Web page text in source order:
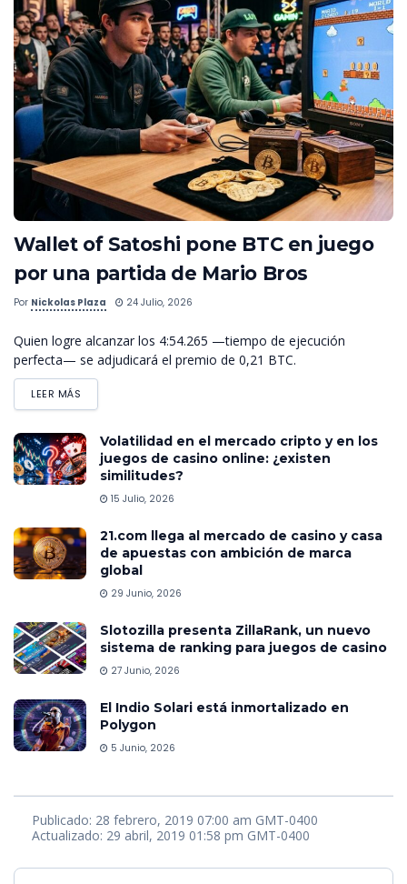
Wallet of Satoshi pone BTC en juego
por una partida de Mario Bros
Por Nickolas Plaza 24 Julio, 2026
Quien logre alcanzar los 4:54.265 —tiempo de ejecución
perfecta— se adjudicará el premio de 0,21 BTC.
LEER MÁS
Volatilidad en el mercado cripto y en los
juegos de casino online: ¿existen
similitudes?
15 Julio, 2026
21.com llega al mercado de casino y casa
de apuestas con ambición de marca
global
29 Junio, 2026
Slotozilla presenta ZillaRank, un nuevo
sistema de ranking para juegos de casino
27 Junio, 2026
El Indio Solari está inmortalizado en
Polygon
5 Junio, 2026
Publicado: 28 febrero, 2019 07:00 am GMT-0400
Actualizado: 29 abril, 2019 01:58 pm GMT-0400